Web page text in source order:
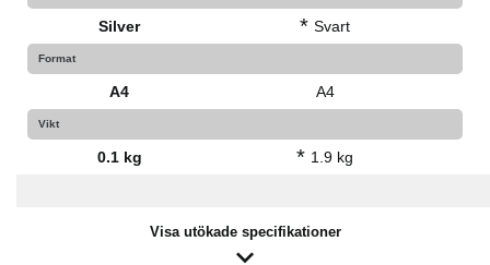
Silver * Svart
Format
A4 A4
Vikt
0.1 kg * 1.9 kg
Visa utökade specifikationer